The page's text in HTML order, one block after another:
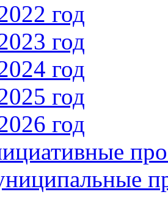
год
год
год
год
год